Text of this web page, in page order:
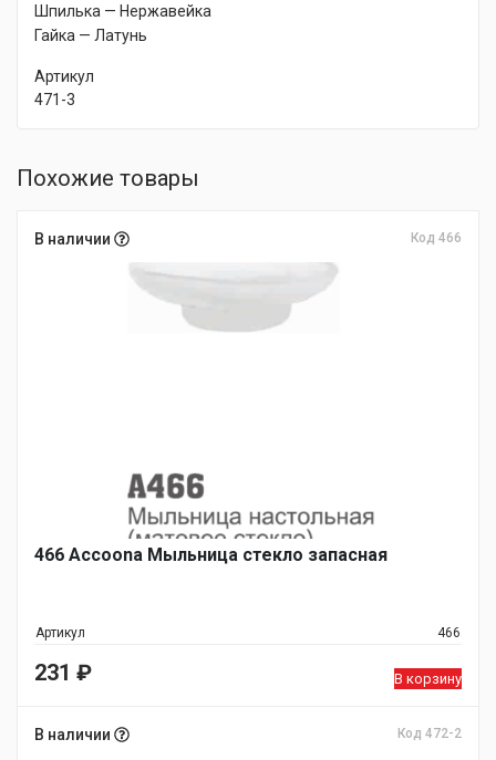
Шпилька — Нержавейка
Гайка — Латунь
Артикул
471-3
Похожие товары
В наличии Код 466
466 Accoona Мыльница стекло запасная
Артикул 466
231 ₽ В корзину
В наличии Код 472-2